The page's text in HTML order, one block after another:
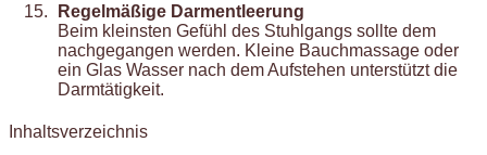
Regelmäßige Darmentleerung
Beim kleinsten Gefühl des Stuhlgangs sollte dem
nachgegangen werden. Kleine Bauchmassage oder
ein Glas Wasser nach dem Aufstehen unterstützt die
Darmtätigkeit.
Inhaltsverzeichnis